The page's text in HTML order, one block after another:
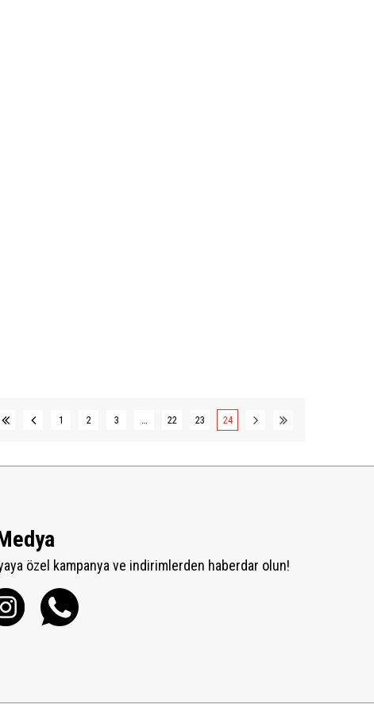
1 2 3 22 23 24
özel kampanya ve indirimlerden haberdar olun!